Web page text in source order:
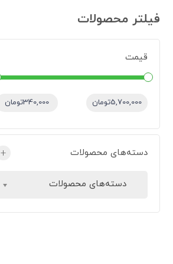
فیلتر محصولات
قیمت
قیمت:340,000تومان 5,700,000تومان
دسته‌های محصولات +
دسته‌های محصولات